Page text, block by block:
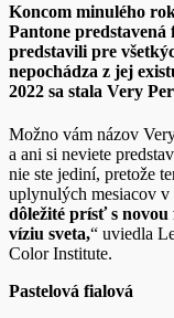
Koncom minulého
Pantone predstavená
predstavili pre
nepochádza z jej
2022 sa stala Very
Možno vám názov
a ani si neviete
nie ste jediní, pretože
uplynulých mesiacov v
dôležité prísť s novou
víziu sveta,“ uviedla
Color Institute.
Pastelová fialová